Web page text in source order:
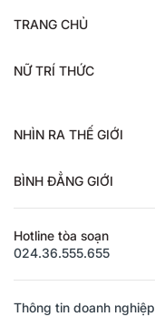
TRANG CHỦ
NỮ TRÍ THỨC
NHÌN RA THẾ GIỚI
BÌNH ĐẲNG GIỚI
Hotline tòa soạn
024.36.555.655
Thông tin doanh nghiệp